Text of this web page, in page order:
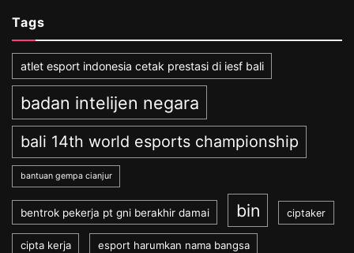
Tags
atlet esport indonesia cetak prestasi di iesf bali
badan intelijen negara
bali 14th world esports championship
bantuan gempa cianjur
bentrok pekerja pt gni berakhir damai bin ciptaker
cipta kerja esport harumkan nama bangsa